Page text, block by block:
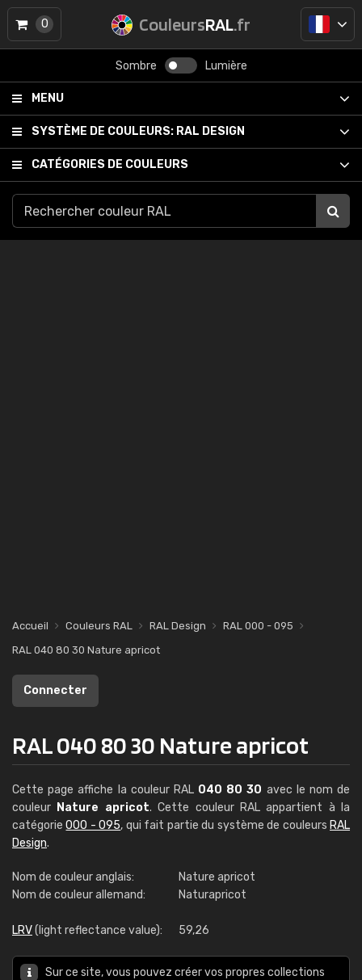
CouleursRAL.fr
Sombre Lumière
MENU
SYSTÈME DE COULEURS: RAL DESIGN
CATÉGORIES DE COULEURS
0
Accueil Couleurs RAL RAL Design
RAL 000 - 095
RAL 040 80 30 Nature apricot
Connecter
RAL 040 80 30 Nature apricot
Cette page affiche la couleur RAL 040 80 30 avec le nom de
couleur Nature apricot. Cette couleur RAL appartient à la
catégorie000 - 095, qui fait partie du système de couleurs RAL
Design.
Nom de couleur anglais:
Nature apricot
Nom de couleur allemand:
Naturapricot
LRV(light reflectance value): 59,26
Sur ce site, vous pouvez créer vos propres collections